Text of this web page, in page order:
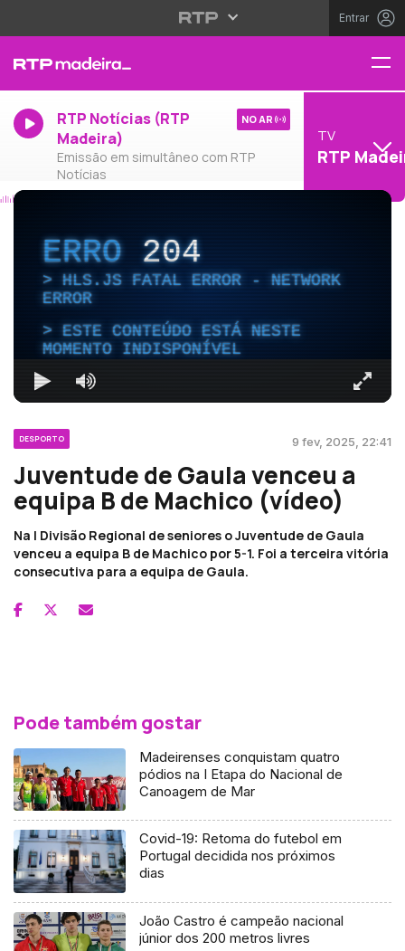
Entrar
RTP Notícias (RTP
Madeira)
Emissão em simultâneo com RTP
Notícias
NO AR
TV
RTP
ERRO204
HLS.JS FATAL ERROR - NETWORK
ERROR
ESTE CONTEÚDO ESTÁ NESTE
MOMENTO INDISPONÍVEL
DESPORTO 9 fev, 2025, 22:41
Juventude de Gaula venceu a
equipa B de Machico (vídeo)
Na I Divisão Regional de seniores o Juventude de Gaula
venceu a equipa B de Machico por 5-1. Foi a terceira vitória
consecutiva para a equipa de Gaula.
Pode também gostar
Madeirenses conquistam quatro
pódios na I Etapa do Nacional de
Canoagem de Mar
Covid-19: Retoma do futebol em
Portugal decidida nos próximos
dias
João Castro é campeão nacional
júnior dos 200 metros livres